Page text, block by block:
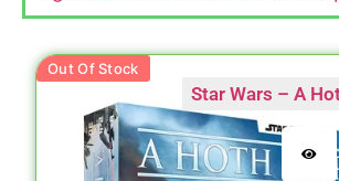
Star Wars – A
Out Of Stock